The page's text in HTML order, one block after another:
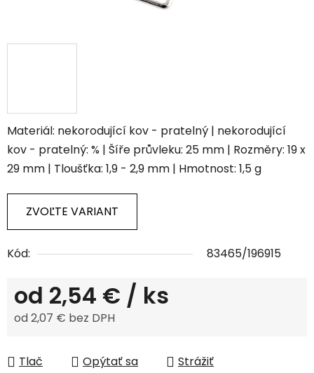
Materiál: nekorodující kov - pratelný | nekorodující
kov - pratelný: % | Šíře průvleku: 25 mm | Rozměry: 19 x
29 mm | Tloušťka: 1,9 - 2,9 mm | Hmotnost: 1,5 g
ZVOĽTE VARIANT
Kód: 83465/196915
od 2,54 € / ks
od2,07 € bez DPH
Tlač
Opýtať sa Strážiť